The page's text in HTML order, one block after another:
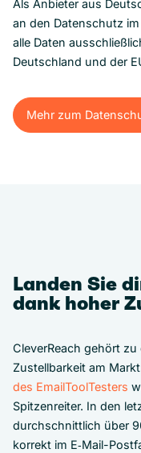
Als Anbieter aus
an den Datenschutz
alle Daten
Deutschland und der
Mehr zum
Mehr zum
Landen Sie
dank hoher
CleverReach gehört
Zustellbarkeit am
des EmailToolTesters
Spitzenreiter. In den
durchschnittlich über
korrekt im E‑Mail-